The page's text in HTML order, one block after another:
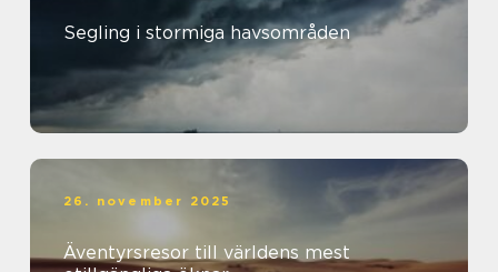
Segling i stormiga havsområden
26. november 2025
Äventyrsresor till världens mest